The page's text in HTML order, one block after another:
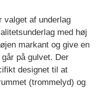
valget af underlag
med høj
markant og give en
på gulvet. Der
designet til at
(trommelyd) og